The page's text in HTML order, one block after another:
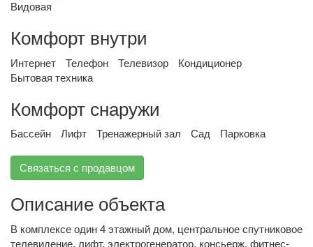
Видовая
Комфорт внутри
Интернет Телефон Телевизор
Кондиционер
Бытовая техника
Комфорт снаружи
Бассейн Лифт Тренажерный зал Сад Парковка
Связаться с продавцом
Описание объекта
В комплексе один 4 этажный дом, центральное спутниковое
телевидение, лифт, электрогенератор, консьерж, фитнес-